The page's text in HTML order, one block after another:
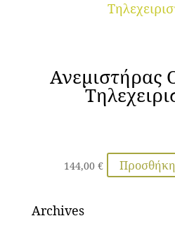
Ανεμιστήρας
144,00€
Archives